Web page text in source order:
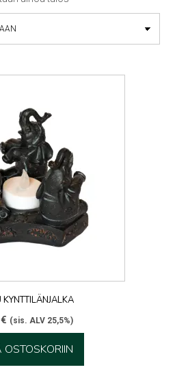
KYNTTILÄNJALKA
€ (sis. ALV 25,5%)